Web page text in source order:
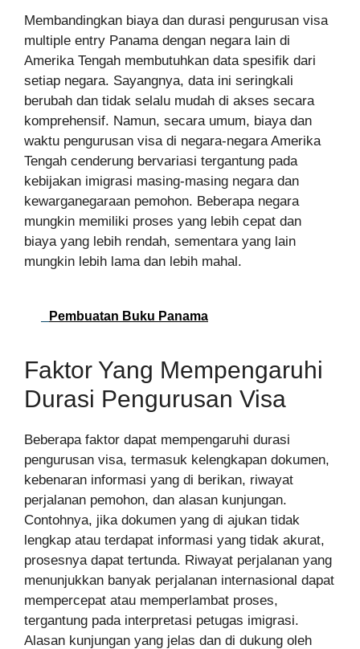
Membandingkan biaya dan durasi pengurusan visa
multiple entry Panama dengan negara lain di
Amerika Tengah membutuhkan data spesifik dari
setiap negara. Sayangnya, data ini seringkali
berubah dan tidak selalu mudah di akses secara
komprehensif. Namun, secara umum, biaya dan
waktu pengurusan visa di negara-negara Amerika
Tengah cenderung bervariasi tergantung pada
kebijakan imigrasi masing-masing negara dan
kewarganegaraan pemohon. Beberapa negara
mungkin memiliki proses yang lebih cepat dan
biaya yang lebih rendah, sementara yang lain
mungkin lebih lama dan lebih mahal.
Pembuatan Buku Panama
Faktor Yang Mempengaruhi
Durasi Pengurusan Visa
Beberapa faktor dapat mempengaruhi durasi
pengurusan visa, termasuk kelengkapan dokumen,
kebenaran informasi yang di berikan, riwayat
perjalanan pemohon, dan alasan kunjungan.
Contohnya, jika dokumen yang di ajukan tidak
lengkap atau terdapat informasi yang tidak akurat,
prosesnya dapat tertunda. Riwayat perjalanan yang
menunjukkan banyak perjalanan internasional dapat
mempercepat atau memperlambat proses,
tergantung pada interpretasi petugas imigrasi.
Alasan kunjungan yang jelas dan di dukung oleh